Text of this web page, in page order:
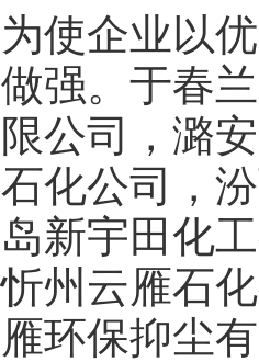
为使企业以
做强。于春
限公司，潞
石化公司，
岛新宇田化
忻州云雁石
雁环保抑尘